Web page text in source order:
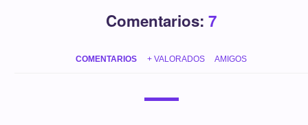
Comentarios: 7
COMENTARIOS + VALORADOS AMIGOS